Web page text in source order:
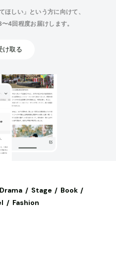
ほしい」という方に向けて、
4回程度お届けします。
け取る
Stage
Book
Fashion